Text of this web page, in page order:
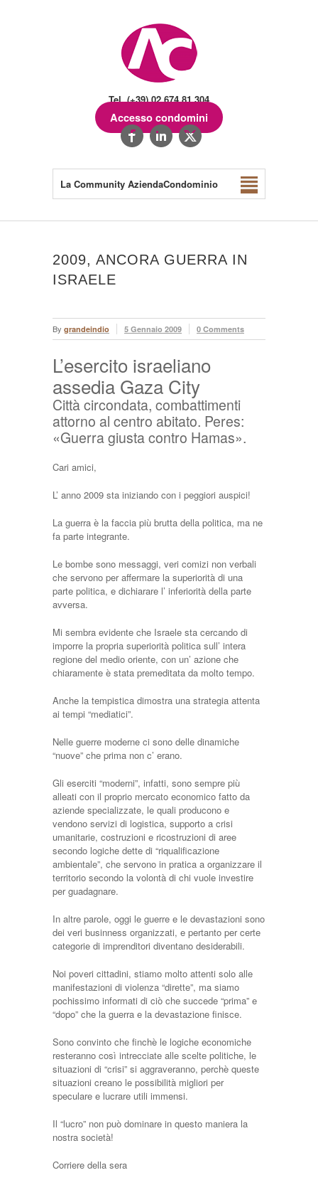
Tel. (+39) 02.674.81.304
Accesso condomini
La Community AziendaCondominio
2009, ANCORA GUERRA IN
ISRAELE
By grandeindio 5 Gennaio 2009 0 Comments
L’esercito israeliano
assedia Gaza City
Città circondata, combattimenti
attorno al centro abitato. Peres:
«Guerra giusta contro Hamas».
Cari amici,
L’ anno 2009 sta iniziando con i peggiori auspici!
La guerra è la faccia più brutta della politica, ma ne
fa parte integrante.
Le bombe sono messaggi, veri comizi non verbali
che servono per affermare la superiorità di una
parte politica, e dichiarare l’ inferiorità della parte
avversa.
Mi sembra evidente che Israele sta cercando di
imporre la propria superiorità politica sull’ intera
regione del medio oriente, con un’ azione che
chiaramente è stata premeditata da molto tempo.
Anche la tempistica dimostra una strategia attenta
ai tempi “mediatici”.
Nelle guerre moderne ci sono delle dinamiche
“nuove” che prima non c’ erano.
Gli eserciti “moderni”, infatti, sono sempre più
alleati con il proprio mercato economico fatto da
aziende specializzate, le quali producono e
vendono servizi di logistica, supporto a crisi
umanitarie, costruzioni e ricostruzioni di aree
secondo logiche dette di “riqualificazione
ambientale”, che servono in pratica a organizzare il
territorio secondo la volontà di chi vuole investire
per guadagnare.
In altre parole, oggi le guerre e le devastazioni sono
dei veri businness organizzati, e pertanto per certe
categorie di imprenditori diventano desiderabili.
Noi poveri cittadini, stiamo molto attenti solo alle
manifestazioni di violenza “dirette”, ma siamo
pochissimo informati di ciò che succede “prima” e
“dopo” che la guerra e la devastazione finisce.
Sono convinto che finchè le logiche economiche
resteranno così intrecciate alle scelte politiche, le
situazioni di “crisi” si aggraveranno, perchè queste
situazioni creano le possibilità migliori per
speculare e lucrare utili immensi.
Il “lucro” non può dominare in questo maniera la
nostra società!
Corriere della sera